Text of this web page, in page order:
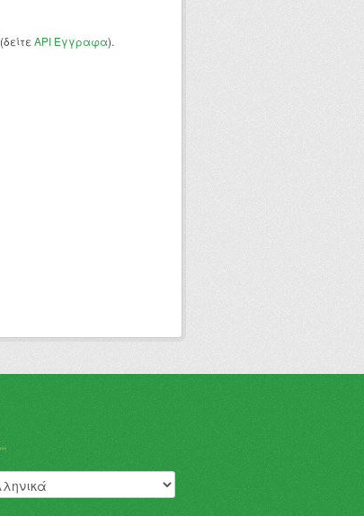
(δείτε API Έγγραφα).